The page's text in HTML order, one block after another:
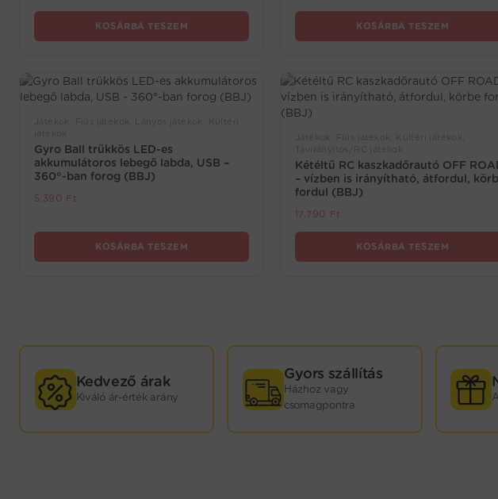
KOSÁRBA TESZEM KOSÁRBA TESZEM
Gyro Ball trükkös LED-es
akkumulátoros lebegő labda, USB –
360°-ban forog (BBJ)
5.390 Ft
KOSÁRBA TESZEM
Kétéltű RC kaszkadőrautó OFF
– vízben is irányítható, átfordul,
fordul (BBJ)
17.790 Ft
KOSÁRBA TESZEM
GYORS
KISZÁLLÍTÁS!
Kedvező árak
Kiváló ár-érték arány
Gyors szállítás
Házhoz vagy
csomagpontra